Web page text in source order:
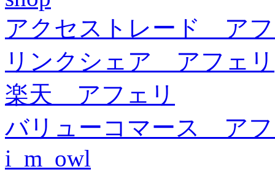
アクセストレード ア
リンクシェア アフェリ
楽天 アフェリ
バリューコマース ア
i_m_owl